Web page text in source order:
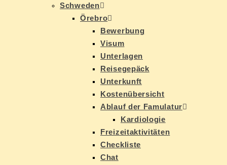
Schwe­den
Öre­b­ro
Be­wer­bung
Vi­sum
Un­ter­la­gen
Rei­se­ge­päck
Un­ter­kunft
Kos­ten­über­sicht
Ab­lauf der Famulatur
Kar­dio­lo­gie
Frei­zeit­ak­ti­vi­tä­ten
Check­lis­te
Chat